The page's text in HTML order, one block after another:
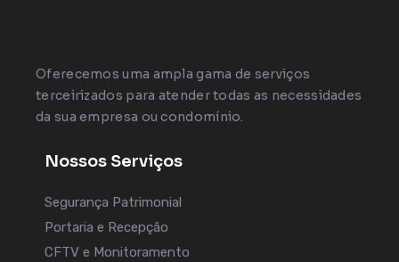
Oferecemos uma ampla gama de serviços
terceirizados para atender todas as necessidades
da sua empresa ou condomínio.
Nossos Serviços
Segurança Patrimonial
Portaria e Recepção
CFTV e Monitoramento